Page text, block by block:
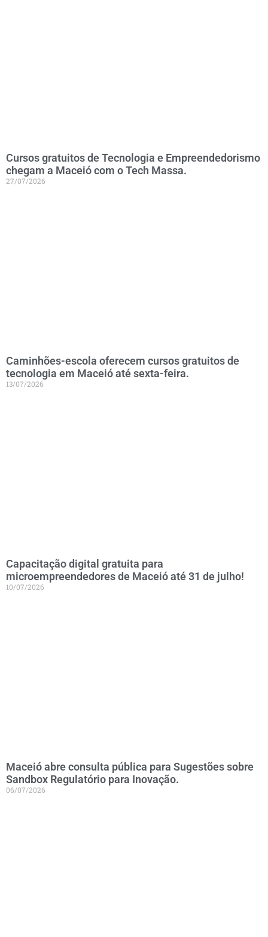
Cursos gratuitos de Tecnologia e Empreendedorismo
chegam a Maceió com o Tech Massa.
27/07/2026
Caminhões-escola oferecem cursos gratuitos de
tecnologia em Maceió até sexta-feira.
13/07/2026
Capacitação digital gratuita para
microempreendedores de Maceió até 31 de julho!
10/07/2026
Maceió abre consulta pública para Sugestões sobre
Sandbox Regulatório para Inovação.
06/07/2026